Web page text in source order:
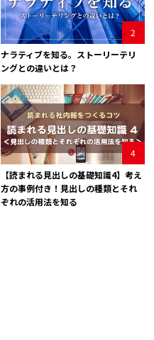
2
ナラティブを知る。ストーリーテリ
ングとの違いとは？
4
【読まれる見出しの基礎知識4】考え
方の事例付き！見出しの種類とそれ
ぞれの活用法を知る